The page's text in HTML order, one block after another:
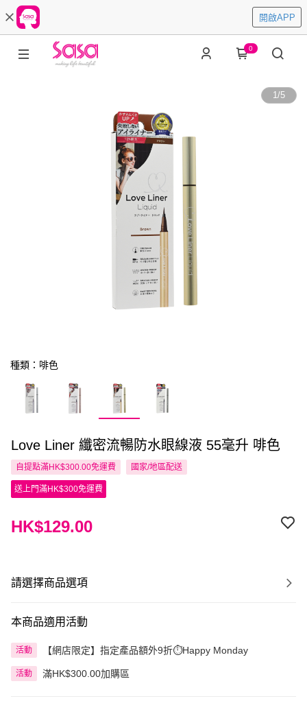
開啟APP
0
1/5
種類：啡色
Love Liner 纖密流暢防水眼線液 55毫升 啡色
自提點滿HK$300.00免運費 國家/地區配送
送上門滿HK$300免運費
HK$129.00
請選擇商品選項
本商品適用活動
活動 【網店限定】指定產品額外9折⏱️Happy Monday
活動 滿HK$300.00加購區